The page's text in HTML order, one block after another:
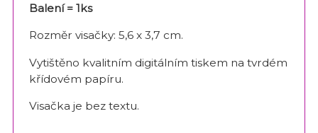
Balení = 1ks
Rozměr visačky: 5,6 x 3,7 cm.
Vytištěno kvalitním digitálním tiskem na tvrdém
křídovém papíru.
Visačka je bez textu.